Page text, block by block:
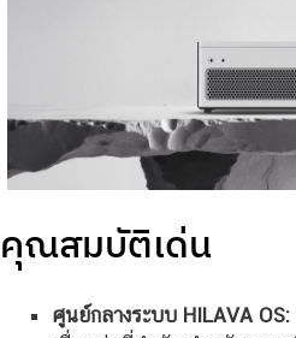
คุณสมบัติเด่น
ศูนย์กลางระบบ HILAVA OS: